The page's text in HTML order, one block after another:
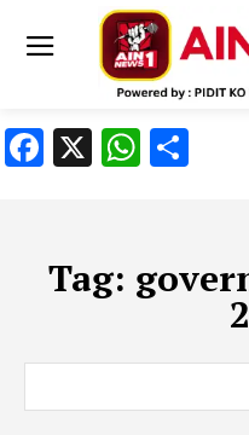
Facebook
X
Tag: